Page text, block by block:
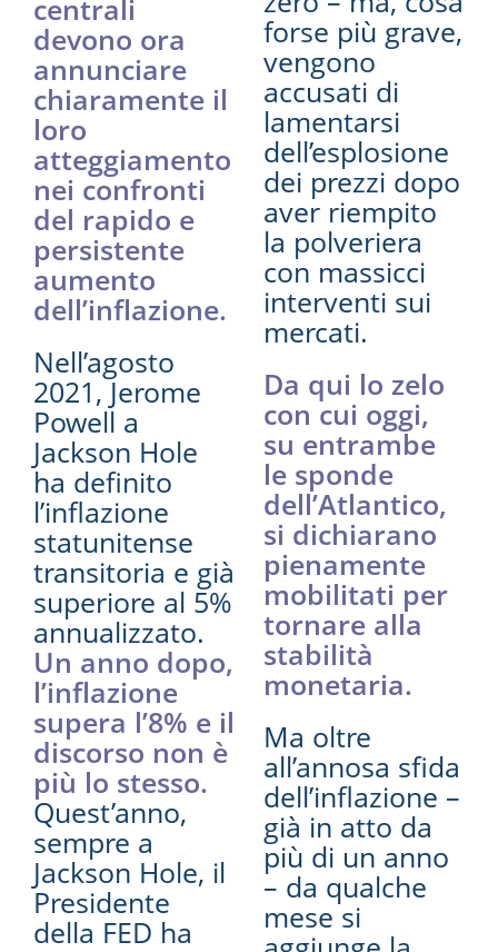
centrali
devono ora
annunciare
chiaramente il
loro
atteggiamento
nei confronti
del rapido e
persistente
aumento
dell’inflazione.
Nell’agosto
2021, Jerome
Powell a
Jackson Hole
ha definito
l’inflazione
statunitense
transitoria e già
superiore al 5%
annualizzato.
Un anno dopo,
l’inflazione
supera l’8% e il
discorso non è
più lo stesso.
Quest’anno,
sempre a
Jackson Hole, il
Presidente
della FED ha
forse più grave,
vengono
accusati di
lamentarsi
dell’esplosione
dei prezzi dopo
aver riempito
la polveriera
con massicci
interventi sui
mercati.
Da qui lo zelo
con cui oggi,
su entrambe
le sponde
dell’Atlantico,
si dichiarano
pienamente
mobilitati per
tornare alla
stabilità
monetaria.
Ma oltre
all’annosa sfida
dell’inflazione –
già in atto da
più di un anno
– da qualche
mese si